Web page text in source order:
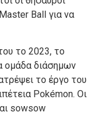
Master Ball για να
το 2023, το
ομάδα διάσημων
το έργο του
Pokémon. Οι
sowsow